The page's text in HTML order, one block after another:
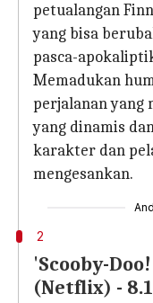
petualangan
yang bisa
pasca-
Memadukan
perjalanan yang
yang dinamis
karakter dan
mengesankan.
2
'Scooby-
(Netflix) -